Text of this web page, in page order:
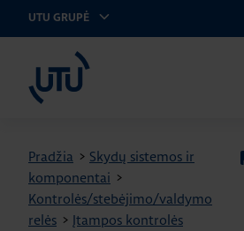
UTU GRUPĖ
UTU Lithuania
Pradžia > Skydų sistemos ir
komponentai >
Kontrolės/stebėjimo/valdymo
relės > Įtampos kontrolės